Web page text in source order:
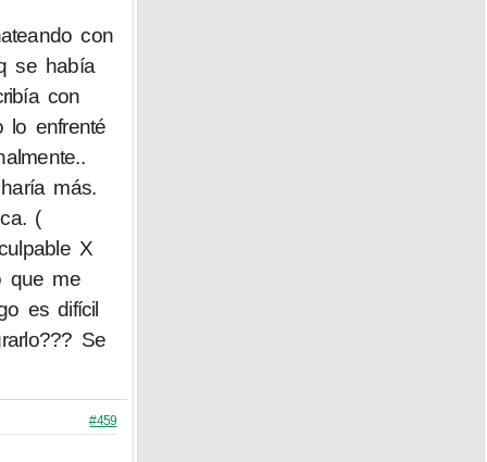
con
se había
con
lo enfrenté
más.
(
X
que me
es difícil
Se
#459